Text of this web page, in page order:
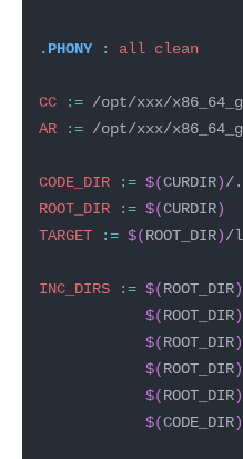
.PHONY : all clean
CC
:=
AR
:=
CODE_DIR := $(CURDIR)
ROOT_DIR
:= $(CURDIR)
TARGET
:= $(ROOT_DIR)
INC_DIRS := $(ROOT_DIR)
$(ROOT_DIR)
$(ROOT_DIR)
$(ROOT_DIR)
$(ROOT_DIR)
$(CODE_DIR)